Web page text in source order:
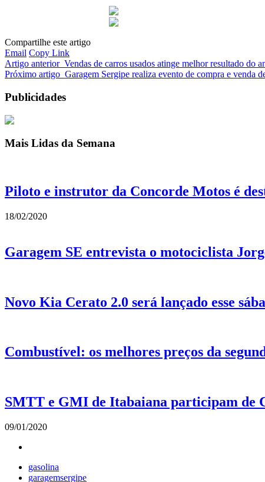
Compartilhe este artigo
Email Copy Link
Artigo anterior Vendas de carros usados atinge melhor resultado do
Próximo artigo Garagem Sergipe realiza evento de compra e venda
Publicidades
Mais Lidas da Semana
Piloto e instrutor da Concorde Motos é
18/02/2020
Garagem SE entrevista o motociclista
Novo Kia Cerato 2.0 será lançado esse
Combustível: os melhores preços da
SMTT e GMI de Itabaiana participam de
09/01/2020
gasolina
garagemsergipe